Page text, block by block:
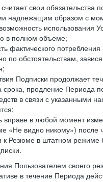
свои обязательства
надлежащим образом с
использования
в полном объеме;
фактического потребления
по обстоятельствам,
Подписки продолжает
срока, продление Периода
в связи с указанными
вправе в любой момент
«Не видно никому») после
к Резюме в штатном режиме
Пользователем своего
в течение Периода